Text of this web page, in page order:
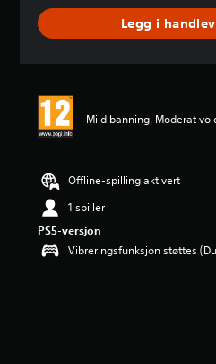
v
u
n
g
Legg i
Mild banning, Moderat
Offline-spilling aktivert
1 spiller
PS5-versjon
Vibreringsfunksjon støttes